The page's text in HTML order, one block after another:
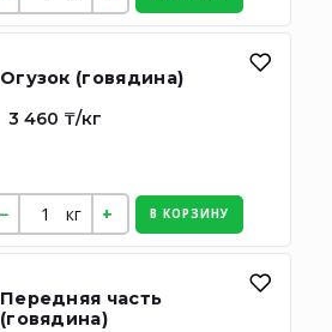
Огузок (говядина)
3 460 ₸/кг
кг В КОРЗИНУ
Передняя часть
(говядина)